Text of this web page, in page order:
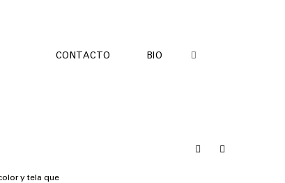
CONTACTO BIO
y tela que